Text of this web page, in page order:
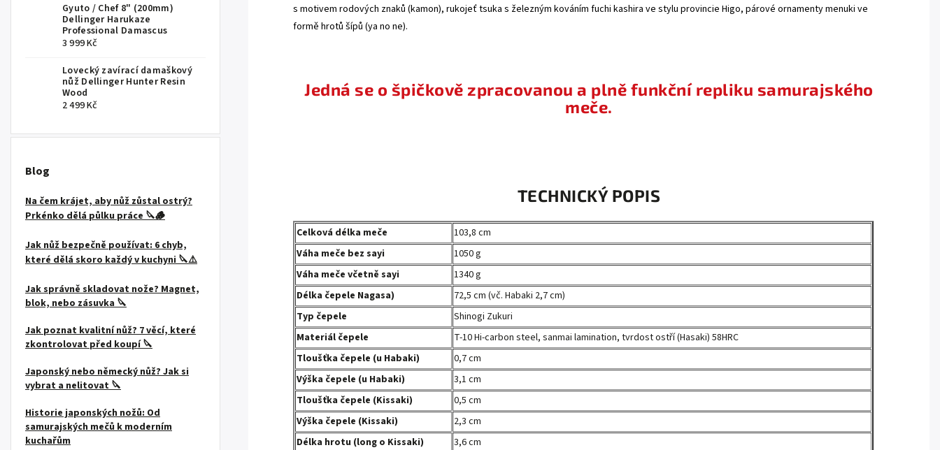
Gyuto / Chef 8" (200mm)
Dellinger Harukaze
Professional Damascus
3 999 Kč
Lovecký zavírací damaškový
nůž Dellinger Hunter Resin
Wood
2 499 Kč
Blog
Na čem krájet, aby nůž zůstal ostrý?
Prkénko dělá půlku práce 🔪🪵
Jak nůž bezpečně používat: 6 chyb,
které dělá skoro každý v kuchyni 🔪⚠️
Jak správně skladovat nože? Magnet,
blok, nebo zásuvka 🔪
Jak poznat kvalitní nůž? 7 věcí, které
zkontrolovat před koupí 🔪
Japonský nebo německý nůž? Jak si
vybrat a nelitovat 🔪
Historie japonských nožů: Od
samurajských mečů k moderním
kuchařům
s motivem rodových znaků (kamon), rukojeť tsuka s železným kováním fuchi kashira ve stylu provincie Higo, párové ornamenty menuki ve
formě hrotů šípů (ya no ne).
Jedná se o špičkově zpracovanou a plně funkční repliku samurajského
meče.
TECHNICKÝ POPIS
Celková délka meče
103,8 cm
Váha meče bez sayi
1050 g
Váha meče včetně sayi
1340 g
Délka čepele Nagasa)
72,5 cm (vč. Habaki 2,7 cm)
Typ čepele
Shinogi Zukuri
Materiál čepele
T-10 Hi-carbon steel, sanmai lamination, tvrdost ostří (Hasaki) 58HRC
Tloušťka čepele (u Habaki)
0,7 cm
Výška čepele (u Habaki)
3,1 cm
Tloušťka čepele (Kissaki)
0,5 cm
Výška čepele (Kissaki)
2,3 cm
Délka hrotu (long o Kissaki)
3,6 cm